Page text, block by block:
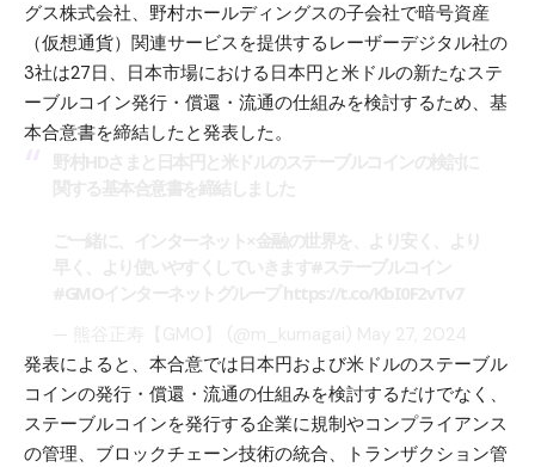
グス株式会社、野村ホールディングスの子会社で暗号資産
（仮想通貨）関連サービスを提供するレーザーデジタル社の
3社は27日、日本市場における日本円と米ドルの新たなステ
ーブルコイン発行・償還・流通の仕組みを検討するため、基
本合意書を締結したと発表した。
発表によると、本合意では日本円および米ドルのステーブル
コインの発行・償還・流通の仕組みを検討するだけでなく、
ステーブルコインを発行する企業に規制やコンプライアンス
の管理、ブロックチェーン技術の統合、トランザクション管